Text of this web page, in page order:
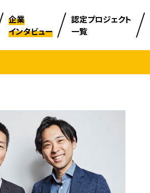
企業
インタビュー
認定プロジェクト
一覧